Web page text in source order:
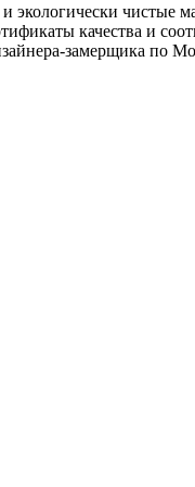
экологически чистые
качества и
замерщика по